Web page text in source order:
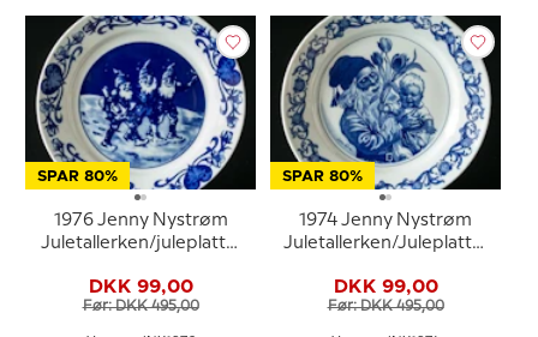
SPAR 80%
1976 Jenny Nystrøm
Juletallerken/juleplatte,
DKK 99,00
Før: DKK 495,00
SPAR 80%
1974 Jenny Nystrøm
Juletallerken/Juleplatte,
DKK 99,00
Før: DKK 495,00